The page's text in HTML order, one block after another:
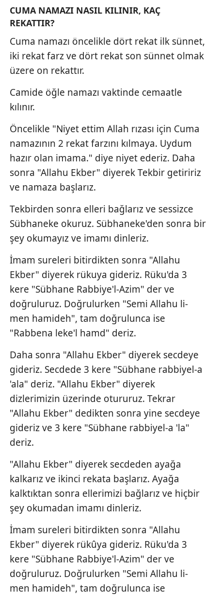
CUMA NAMAZI NASIL KILINIR, KAÇ
REKATTIR?
Cuma namazı öncelikle dört rekat ilk sünnet,
iki rekat farz ve dört rekat son sünnet olmak
üzere on rekattır.
Camide öğle namazı vaktinde cemaatle
kılınır.
Öncelikle "Niyet ettim Allah rızası için Cuma
namazının 2 rekat farzını kılmaya. Uydum
hazır olan imama." diye niyet ederiz. Daha
sonra "Allahu Ekber" diyerek Tekbir getiririz
ve namaza başlarız.
Tekbirden sonra elleri bağlarız ve sessizce
Sübhaneke okuruz. Sübhaneke'den sonra bir
şey okumayız ve imamı dinleriz.
İmam sureleri bitirdikten sonra "Allahu
Ekber" diyerek rükuya gideriz. Rüku'da 3
kere "Sübhane Rabbiye'l-Azim" der ve
doğruluruz. Doğrulurken "Semi Allahu li-
men hamideh", tam doğrulunca ise
"Rabbena leke'l hamd" deriz.
Daha sonra "Allahu Ekber" diyerek secdeye
gideriz. Secdede 3 kere "Sübhane rabbiyel-a
'ala" deriz. "Allahu Ekber" diyerek
dizlerimizin üzerinde otururuz. Tekrar
"Allahu Ekber" dedikten sonra yine secdeye
gideriz ve 3 kere "Sübhane rabbiyel-a 'la"
deriz.
"Allahu Ekber" diyerek secdeden ayağa
kalkarız ve ikinci rekata başlarız. Ayağa
kalktıktan sonra ellerimizi bağlarız ve hiçbir
şey okumadan imamı dinleriz.
İmam sureleri bitirdikten sonra "Allahu
Ekber" diyerek rükûya gideriz. Rüku'da 3
kere "Sübhane Rabbiye'l-Azim" der ve
doğruluruz. Doğrulurken "Semi Allahu li-
men hamideh", tam doğrulunca ise